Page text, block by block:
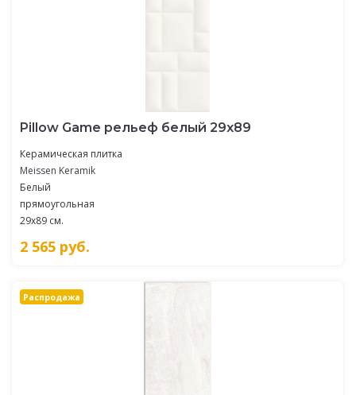
Pillow Game рельеф белый 29x89
Керамическая плитка
Meissen Keramik
Белый
прямоугольная
29x89 см.
2 565 руб.
Распродажа